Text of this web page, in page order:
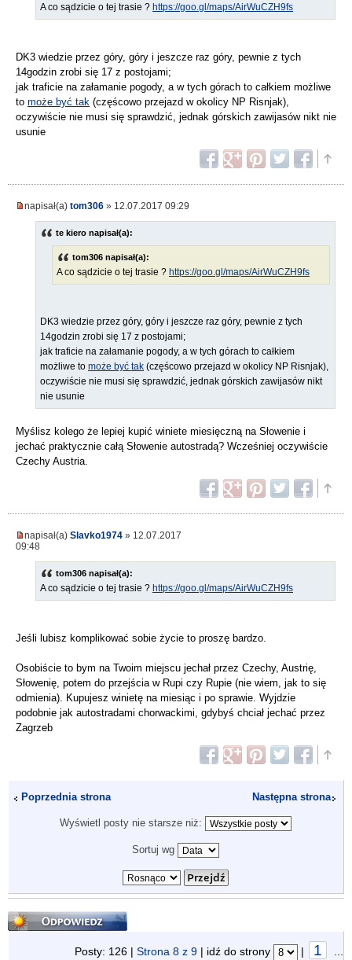
A co sądzicie o tej trasie ? https://goo.gl/maps/AirWuCZH9fs
DK3 wiedzie przez góry, góry i jeszcze raz góry, pewnie z tych
14godzin zrobi się 17 z postojami;
jak traficie na załamanie pogody, a w tych górach to całkiem możliwe
to może być tak (częścowo przejazd w okolicy NP Risnjak),
oczywiście nie musi się sprawdzić, jednak górskich zawijasów nikt nie
usunie
napisał(a) tom306 » 12.07.2017 09:29
te kiero napisał(a):
tom306 napisał(a):
A co sądzicie o tej trasie ? https://goo.gl/maps/AirWuCZH9fs
DK3 wiedzie przez góry, góry i jeszcze raz góry, pewnie z tych
14godzin zrobi się 17 z postojami;
jak traficie na załamanie pogody, a w tych górach to całkiem
możliwe to może być tak (częścowo przejazd w okolicy NP Risnjak),
oczywiście nie musi się sprawdzić, jednak górskich zawijasów nikt
nie usunie
Myślisz kolego że lepiej kupić winiete miesięczną na Słowenie i
jechać praktycznie całą Słowenie autostradą? Wcześniej oczywiście
Czechy Austria.
napisał(a) Slavko1974 » 12.07.2017
09:48
tom306 napisał(a):
A co sądzicie o tej trasie ? https://goo.gl/maps/AirWuCZH9fs
Jeśli lubisz komplikować sobie życie to proszę bardzo.
Osobiście to bym na Twoim miejscu jechał przez Czechy, Austrię,
Słowenię, potem do przejścia w Rupi czy Rupie (nie wiem, jak to się
odmienia). Kupujesz winietę na miesiąc i po sprawie. Wyjdzie
podobnie jak autostradami chorwackimi, gdybyś chciał jechać przez
Zagrzeb
Poprzednia strona Następna strona
Wyświetl posty nie starsze niż:
Sortuj wg
Odpowiedz
Posty: 126 | Strona 8 z 9 | idź do strony | 1